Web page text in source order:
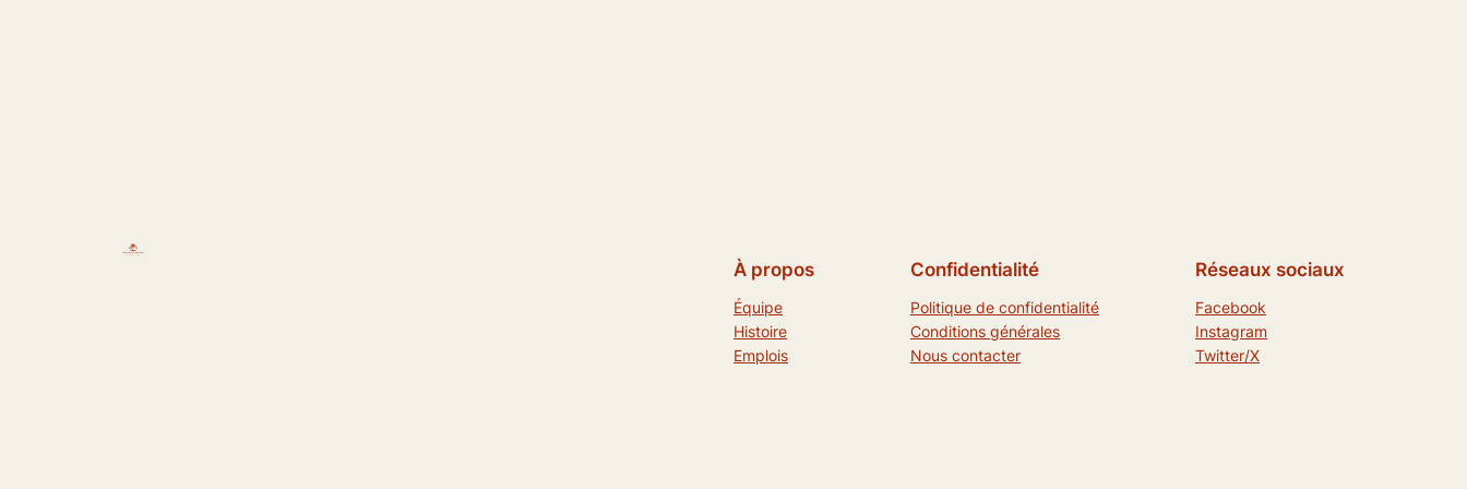
À propos
Équipe
Histoire
Emplois
Confidentialité
Politique de confidentialité
Conditions générales
Nous contacter
Réseaux sociaux
Facebook
Instagram
Twitter/X